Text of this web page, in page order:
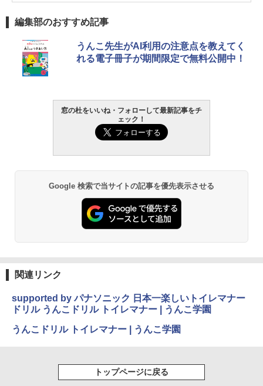
編集部のおすすめ記事
うんこ先生がAI利用の注意点を教えてく
れる電子冊子が期間限定で無料公開中！
窓の杜をいいね・フォローして最新記事をチ
ェック！
Google 検索で当サイトの記事を優先表示させる
関連リンク
supported by パナソニック 日本一楽しいトイレマナー
ドリル うんこドリル トイレマナー | うんこ学園
うんこドリル トイレマナー | うんこ学園
トップページに戻る